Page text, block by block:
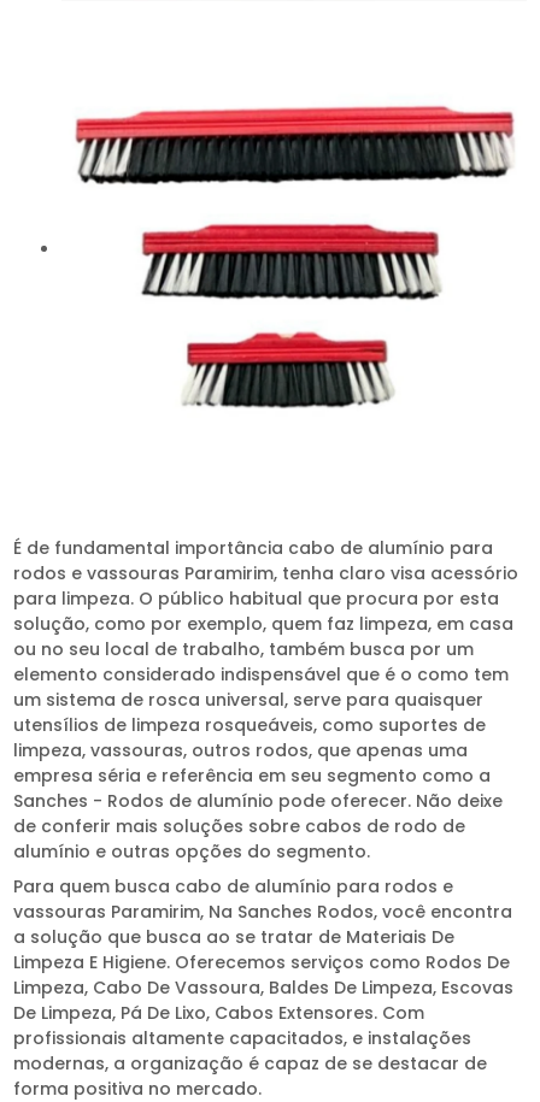
É de fundamental importância cabo de alumínio para
rodos e vassouras Paramirim, tenha claro visa acessório
para limpeza. O público habitual que procura por esta
solução, como por exemplo, quem faz limpeza, em casa
ou no seu local de trabalho, também busca por um
elemento considerado indispensável que é o como tem
um sistema de rosca universal, serve para quaisquer
utensílios de limpeza rosqueáveis, como suportes de
limpeza, vassouras, outros rodos, que apenas uma
empresa séria e referência em seu segmento como a
Sanches - Rodos de alumínio pode oferecer. Não deixe
de conferir mais soluções sobre cabos de rodo de
alumínio e outras opções do segmento.
Para quem busca cabo de alumínio para rodos e
vassouras Paramirim, Na Sanches Rodos, você encontra
a solução que busca ao se tratar de Materiais De
Limpeza E Higiene. Oferecemos serviços como Rodos De
Limpeza, Cabo De Vassoura, Baldes De Limpeza, Escovas
De Limpeza, Pá De Lixo, Cabos Extensores. Com
profissionais altamente capacitados, e instalações
modernas, a organização é capaz de se destacar de
forma positiva no mercado.